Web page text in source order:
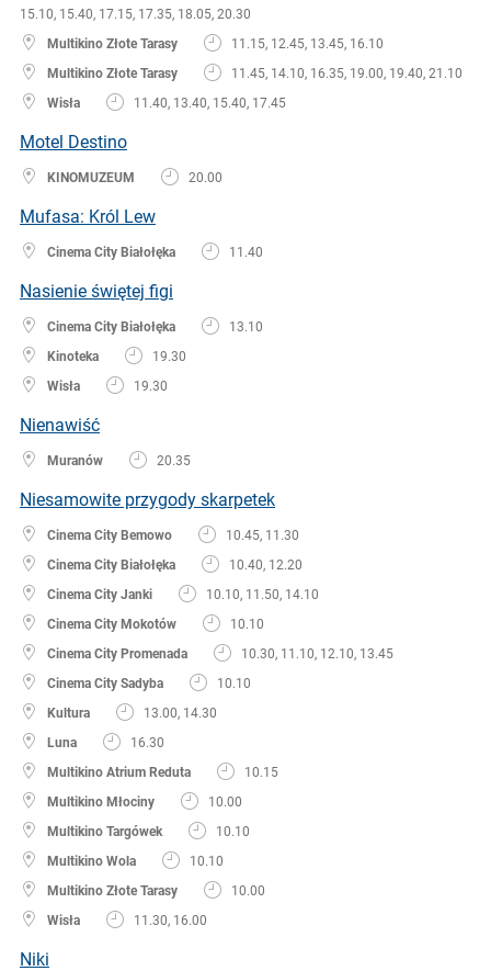
15.10, 15.40, 17.15, 17.35, 18.05, 20.30
Multikino Złote Tarasy
11.15, 12.45, 13.45, 16.10
Multikino Złote Tarasy
11.45, 14.10, 16.35, 19.00, 19.40, 21.10
Wisła
11.40, 13.40, 15.40, 17.45
Motel Destino
KINOMUZEUM 20.00
Mufasa: Król Lew
Cinema City Białołęka 11.40
Nasienie świętej figi
Cinema City Białołęka
13.10
Kinoteka
19.30
Wisła
19.30
Nienawiść
Muranów 20.35
Niesamowite przygody skarpetek
Cinema City Bemowo
10.45, 11.30
Cinema City Białołęka
10.40, 12.20
Cinema City Janki
10.10, 11.50, 14.10
Cinema City Mokotów
10.10
Cinema City Promenada
10.30, 11.10, 12.10, 13.45
Cinema City Sadyba
10.10
Kultura
13.00, 14.30
Luna
16.30
Multikino Atrium Reduta
10.15
Multikino Młociny
10.00
Multikino Targówek
10.10
Multikino Wola
10.10
Multikino Złote Tarasy
10.00
Wisła
11.30, 16.00
Niki